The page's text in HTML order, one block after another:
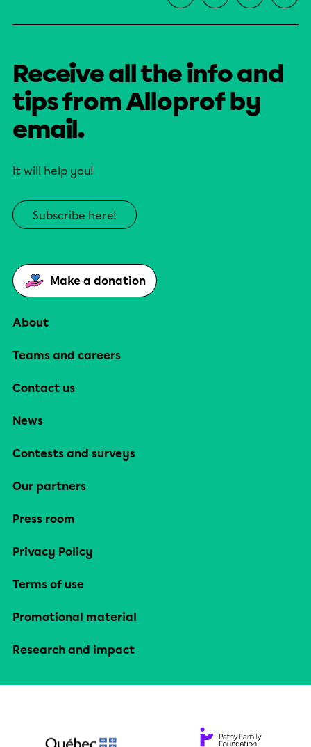
Receive all the info and
tips from Alloprof by
email.
It will help you!
Subscribe here!
Make a donation
About
Teams and careers
Contact us
News
Contests and surveys
Our partners
Press room
Privacy Policy
Terms of use
Promotional material
Research and impact